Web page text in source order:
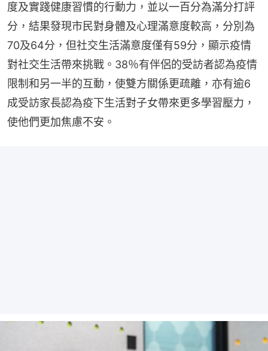
度及實踐健康習慣的行動力，並以一百分為滿分打評
分，結果發現市民對身體及心理滿意度較高，分別為
70及64分，但社交生活滿意度僅有59分，顯示疫情
對社交生活帶來挑戰。38％有伴侶的受訪者認為疫情
限制和另一半的互動，使雙方關係更疏離，亦有逾6
成受訪家長認為疫下生活對子女帶來更多學習壓力，
使他們更加焦慮不安。